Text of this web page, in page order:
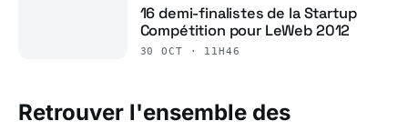
16 demi-finalistes de la Startup
Compétition pour LeWeb 2012
30 OCT · 11H46
Retrouver l'ensemble des